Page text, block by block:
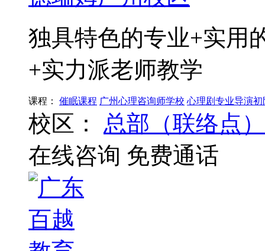
独具特色的专业+实用
+实力派老师教学
课程： 催眠课程 广州心理咨询师学校 心理剧专业导演初
校区：
总部（联络点）
在线咨询 免费通话